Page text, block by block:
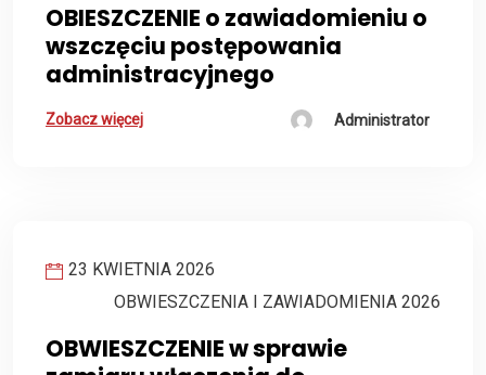
OBIESZCZENIE o zawiadomieniu o
wszczęciu postępowania
administracyjnego
Zobacz więcej Administrator
23 KWIETNIA 2026
OBWIESZCZENIA I ZAWIADOMIENIA 2026
OBWIESZCZENIE w sprawie